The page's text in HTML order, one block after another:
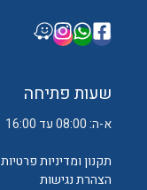
שעות פתיחה
א-ה: 08:00 עד 16:00
תקנון ומדיניות פרטיות
הצהרת נגישות